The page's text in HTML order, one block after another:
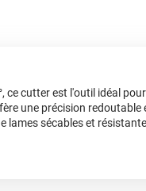
ce cutter est l'outil idéal
une précision redoutable
lames sécables et